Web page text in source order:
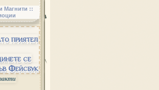
Магнити ::
приятел
се
Фейсбук